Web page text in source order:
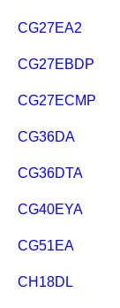
CG27EA2
CG27EBDP
CG27ECMP
CG36DA
CG36DTA
CG40EYA
CG51EA
CH18DL